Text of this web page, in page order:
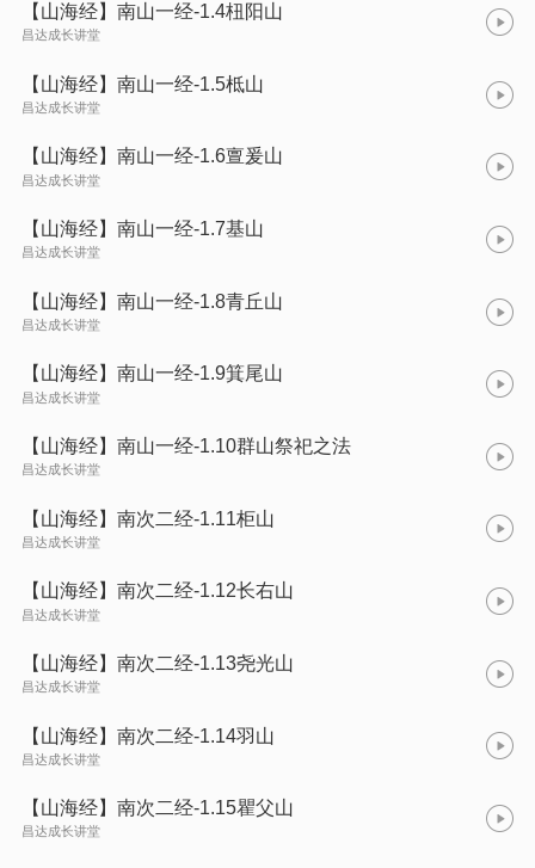
【山海经】南山一经-1.4杻阳山
昌达成长讲堂
【山海经】南山一经-1.5柢山
昌达成长讲堂
【山海经】南山一经-1.6亶爰山
昌达成长讲堂
【山海经】南山一经-1.7基山
昌达成长讲堂
【山海经】南山一经-1.8青丘山
昌达成长讲堂
【山海经】南山一经-1.9箕尾山
昌达成长讲堂
【山海经】南山一经-1.10群山祭祀之法
昌达成长讲堂
【山海经】南次二经-1.11柜山
昌达成长讲堂
【山海经】南次二经-1.12长右山
昌达成长讲堂
【山海经】南次二经-1.13尧光山
昌达成长讲堂
【山海经】南次二经-1.14羽山
昌达成长讲堂
【山海经】南次二经-1.15瞿父山
昌达成长讲堂